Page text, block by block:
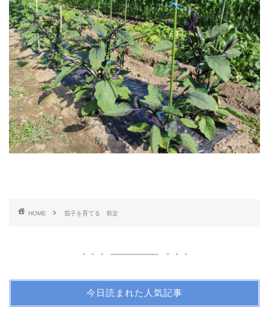
HOME 茄子を育てる 剪定
今日読まれた人気記事